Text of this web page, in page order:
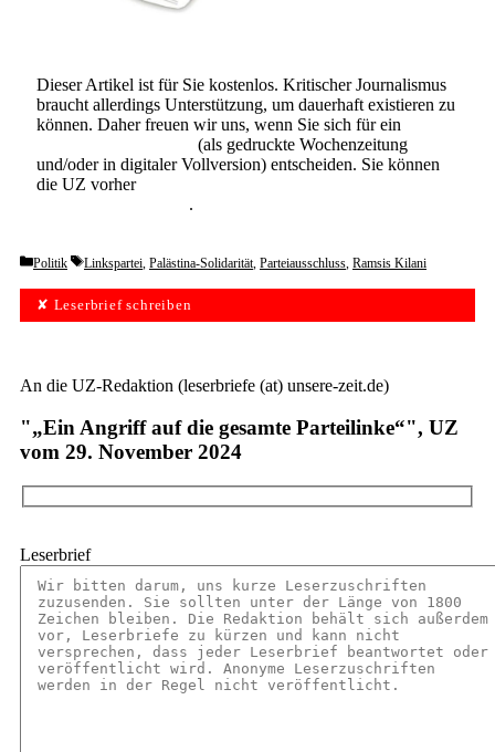
Dieser Artikel ist für Sie kostenlos. Kritischer Journalismus
braucht allerdings Unterstützung, um dauerhaft existieren zu
können. Daher freuen wir uns, wenn Sie sich für ein
(als gedruckte Wochenzeitung
und/oder in digitaler Vollversion) entscheiden. Sie können
die UZ vorher
.
Categories
Politik Tags
Linkspartei, Palästina-Solidarität, Parteiausschluss, Ramsis Kilani
✘ Leserbrief schreiben
An die UZ-Redaktion (leserbriefe (at) unsere-zeit.de)
"„Ein Angriff auf die gesamte Parteilinke“", UZ
vom 29. November 2024
Leserbrief